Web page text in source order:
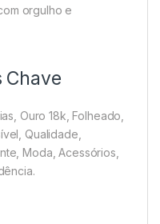
orgulho e
Chave
Ouro 18k, Folheado,
Qualidade,
Moda, Acessórios,